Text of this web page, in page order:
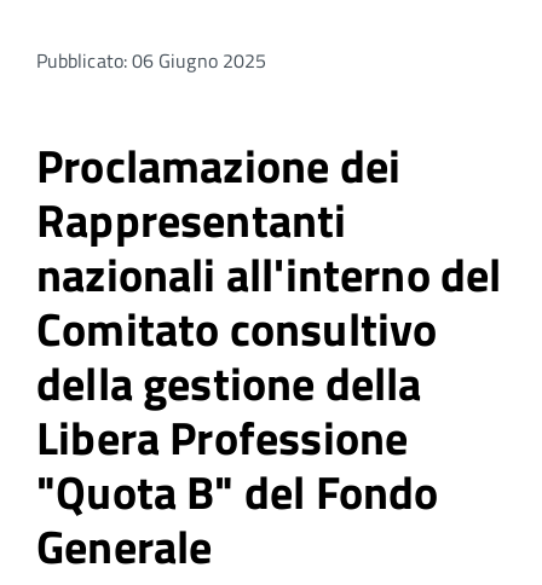
Pubblicato: 06 Giugno 2025
Proclamazione dei
Rappresentanti
nazionali all'interno del
Comitato consultivo
della gestione della
Libera Professione
"Quota B" del Fondo
Generale